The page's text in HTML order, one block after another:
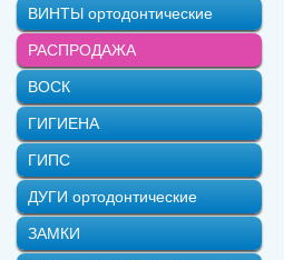
ВИНТЫ ортодонтические
РАСПРОДАЖА
ВОСК
ГИГИЕНА
ГИПС
ДУГИ ортодонтические
ЗАМКИ